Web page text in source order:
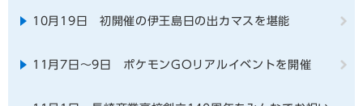
10月19日 初開催の伊王島日の出カマスを堪能
11月7日～9日 ポケモンGOリアルイベントを開催